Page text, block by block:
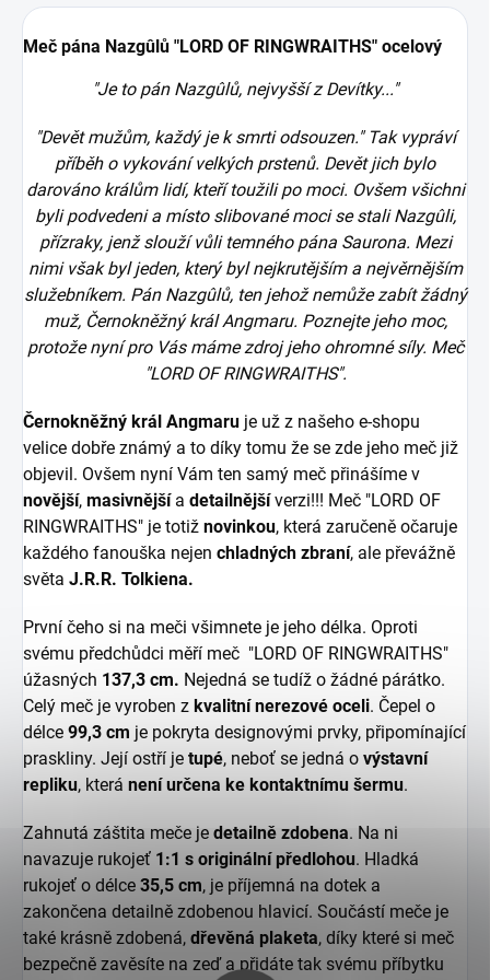
Meč pána Nazgûlů "LORD OF RINGWRAITHS" ocelový
"Je to pán Nazgûlů, nejvyšší z Devítky..."
"Devět mužům, každý je k smrti odsouzen." Tak vypráví
příběh o vykování velkých prstenů. Devět jich bylo
darováno králům lidí, kteří toužili po moci. Ovšem všichni
byli podvedeni a místo slibované moci se stali Nazgûli,
přízraky, jenž slouží vůli temného pána Saurona. Mezi
nimi však byl jeden, který byl nejkrutějším a nejvěrnějším
služebníkem. Pán Nazgûlů, ten jehož nemůže zabít žádný
muž, Černokněžný král Angmaru. Poznejte jeho moc,
protože nyní pro Vás máme zdroj jeho ohromné síly. Meč
"LORD OF RINGWRAITHS".
Černokněžný král Angmaru je už z našeho e-shopu
velice dobře známý a to díky tomu že se zde jeho meč již
objevil. Ovšem nyní Vám ten samý meč přinášíme v
novější, masivnějšía detailnějšíverzi!!! Meč "LORD OF
RINGWRAITHS" je totiž novinkou, která zaručeně očaruje
každého fanouška nejen chladných zbraní, ale převážně
světa J.R.R. Tolkiena.
První čeho si na meči všimnete je jeho délka. Oproti
svému předchůdci měří meč "LORD OF RINGWRAITHS"
úžasných 137,3 cm. Nejedná se tudíž o žádné párátko.
Celý meč je vyroben z kvalitní nerezové oceli. Čepel o
délce 99,3 cm je pokryta designovými prvky, připomínající
praskliny. Její ostří je tupé, neboť se jedná o výstavní
repliku, která není určena ke kontaktnímu šermu.
Zahnutá záštita meče je detailně zdobena. Na ni
navazuje rukojeť 1:1 s originální předlohou. Hladká
rukojeť o délce 35,5 cm, je příjemná na dotek a
zakončena detailně zdobenou hlavicí. Součástí meče je
také krásně zdobená, dřevěná plaketa, díky které si meč
bezpečně zavěsíte na zeď a přidáte tak svému příbytku